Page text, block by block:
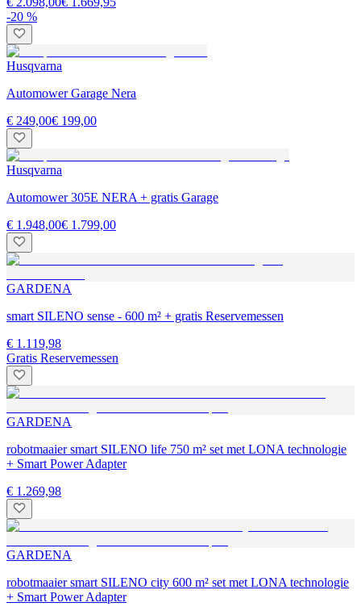
-20 %
Husqvarna
Automower Garage Nera
€ 249,00€ 199,00
Husqvarna
Automower 305E NERA + gratis Garage
€ 1.948,00€ 1.799,00
GARDENA
smart SILENO sense - 600 m² + gratis Reservemessen
€ 1.119,98
Gratis Reservemessen
GARDENA
robotmaaier smart SILENO life 750 m² set met LONA technologie
+ Smart Power Adapter
€ 1.269,98
GARDENA
robotmaaier smart SILENO city 600 m² set met LONA technologie
+ Smart Power Adapter